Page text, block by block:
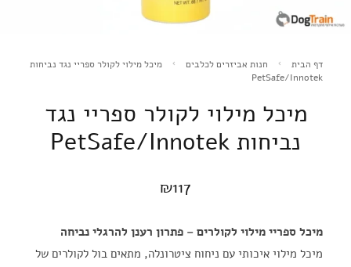
דף הבית חנות אביזרים לכלבים
מיכל מילוי לקולר ספריי נגד נביחות
PetSafe/Innotek
מיכל מילוי לקולר ספריי נגד
נביחות PetSafe/Innotek
₪117
מיכל ספריי מילוי לקולרים – פתרון רענן להרגלי נביחה
מיכל מילוי איכותי עם ניחוח ציטרונלה, מתאים בול לקולרים של